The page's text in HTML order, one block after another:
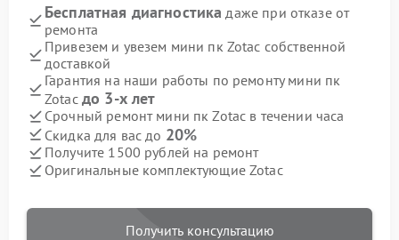
Бесплатная диагностика даже при отказе от
ремонта
Привезем и увезем мини пк Zotac собственной
доставкой
Гарантия на наши работы по ремонту мини пк
Zotac до 3-х лет
Срочный ремонт мини пк Zotac в течении часа
Скидка для вас до 20%
Получите 1500 рублей на ремонт
Оригинальные комплектующие Zotac
Получить консультацию